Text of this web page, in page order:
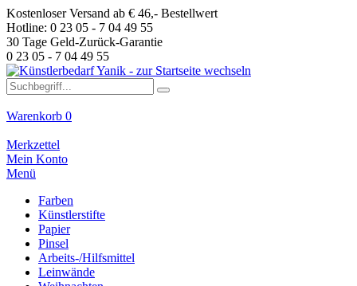
Kostenloser Versand ab € 46,- Bestellwert
Hotline: 0 23 05 - 7 04 49 55
30 Tage Geld-Zurück-Garantie
0 23 05 - 7 04 49 55
Warenkorb 0
Merkzettel
Mein Konto
Menü
Farben
Künstlerstifte
Papier
Pinsel
Arbeits-/Hilfsmittel
Leinwände